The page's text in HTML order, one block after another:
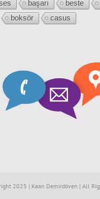
başarı beste
boksör casus
2025 | Kaan Demirdöven | All